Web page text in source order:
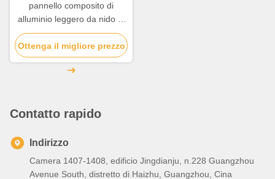
pannello composito di
alluminio leggero da nido di
miele spessore 6 mm-30
mm
Ottenga il migliore prezzo
Contatto rapido
Indirizzo
Camera 1407-1408, edificio Jingdianju, n.228 Guangzhou
Avenue South, distretto di Haizhu, Guangzhou, Cina